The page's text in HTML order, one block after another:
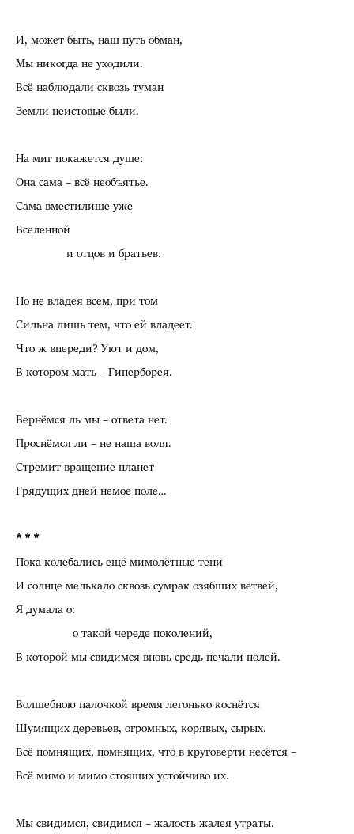
И, может быть, наш путь обман,
Мы никогда не уходили.
Всё наблюдали сквозь туман
Земли неистовые были.
На миг покажется душе:
Она сама – всё необъятье.
Сама вместилище уже
Вселенной
и отцов и братьев.
Но не владея всем, при том
Сильна лишь тем, что ей владеет.
Что ж впереди? Уют и дом,
В котором мать – Гиперборея.
Вернёмся ль мы – ответа нет.
Проснёмся ли – не наша воля.
Стремит вращение планет
Грядущих дней немое поле…
* * *
Пока колебались ещё мимолётные тени
И солнце мелькало сквозь сумрак озябших ветвей,
Я думала о:
о такой череде поколений,
В которой мы свидимся вновь средь печали полей.
Волшебною палочкой время легонько коснётся
Шумящих деревьев, огромных, корявых, сырых.
Всё помнящих, помнящих, что в круговерти несётся –
Всё мимо и мимо стоящих устойчиво их.
Мы свидимся, свидимся – жалость жалея утраты.